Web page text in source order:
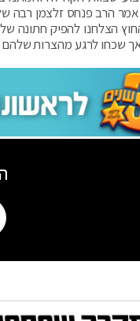
הרב פנחס זלצמן רבה
הצלחנו להפיק חתונה
שכחו לרגע מהצרות שלהם